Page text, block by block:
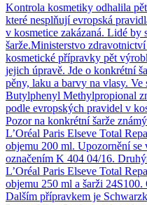
Kontrola kosmetiky odhalila
které nesplňují evropská
v kosmetice zakázaná. Lidé
šarže.Ministerstvo
kosmetické přípravky pět
jejich úpravě. Jde o konkrétní
pěny, laku a barvy na vlasy.
Butylphenyl Methylpropional
podle evropských pravidel v
Pozor na konkrétní šarže
L’Oréal Paris Elseve Total
objemu 200 ml. Upozornění se
označením K 404 04/16.
L’Oréal Paris Elseve Total
objemu 250 ml a šarži
Dalším přípravkem je